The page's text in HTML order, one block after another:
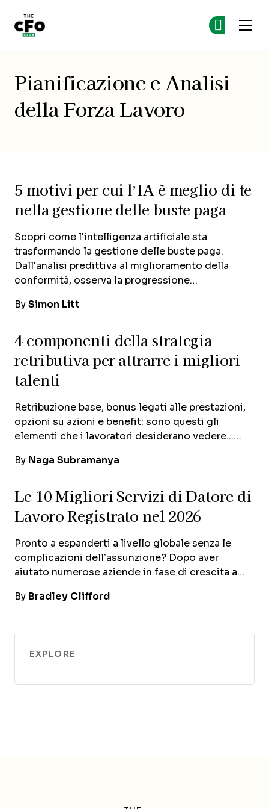
Pianificazione e Analisi
della Forza Lavoro
5 motivi per cui l’IA è meglio di te
nella gestione delle buste paga
Scopri come l'intelligenza artificiale sta
trasformando la gestione delle buste paga.
Dall'analisi predittiva al miglioramento della
conformità, osserva la progressione…
By Simon Litt
4 componenti della strategia
retributiva per attrarre i migliori
talenti
Retribuzione base, bonus legati alle prestazioni,
opzioni su azioni e benefit: sono questi gli
elementi che i lavoratori desiderano vedere...…
By Naga Subramanya
Le 10 Migliori Servizi di Datore di
Lavoro Registrato nel 2026
Pronto a espanderti a livello globale senza le
complicazioni dell’assunzione? Dopo aver
aiutato numerose aziende in fase di crescita a…
By Bradley Clifford
EXPLORE